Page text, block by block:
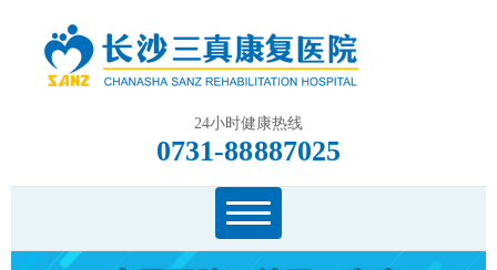
24小时健康热线
0731-88887025